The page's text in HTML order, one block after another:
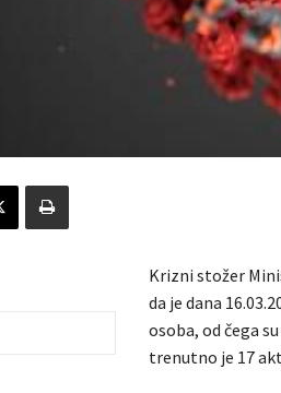
Krizni stožer
da je dana
osoba, od čega
trenutno je 17